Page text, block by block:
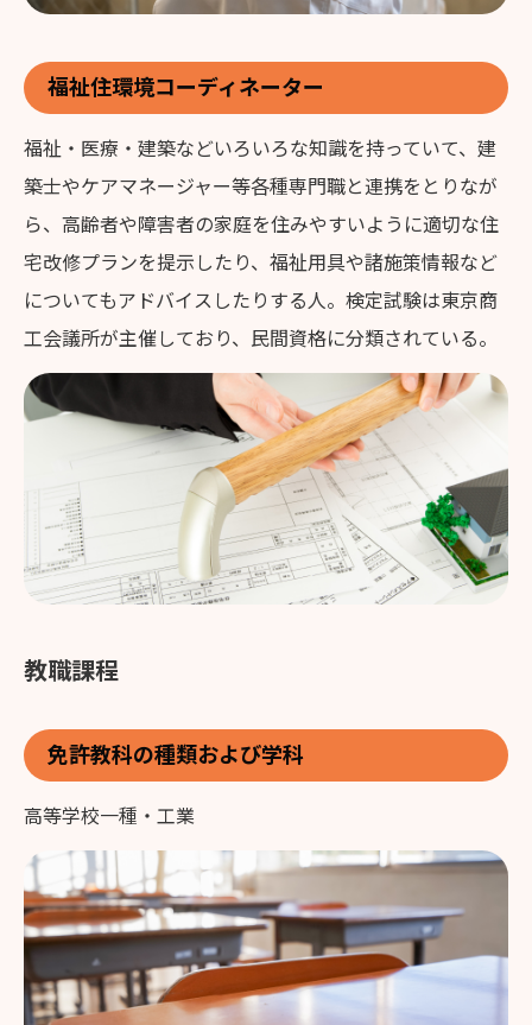
福祉住環境コーディネーター
福祉・医療・建築などいろいろな知識を持っていて、建
築士やケアマネージャー等各種専門職と連携をとりなが
ら、高齢者や障害者の家庭を住みやすいように適切な住
宅改修プランを提示したり、福祉用具や諸施策情報など
についてもアドバイスしたりする人。検定試験は東京商
工会議所が主催しており、民間資格に分類されている。
教職課程
免許教科の種類および学科
高等学校一種・工業